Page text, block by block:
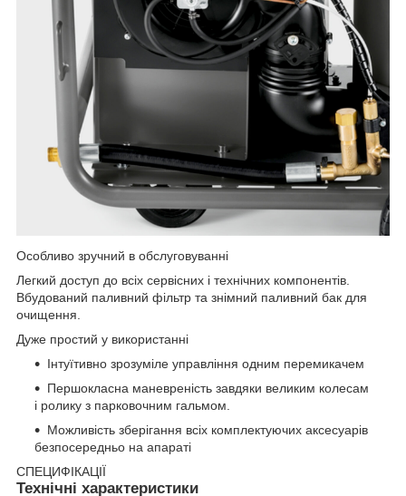
Особливо зручний в обслуговуванні
Легкий доступ до всіх сервісних і технічних компонентів.
Вбудований паливний фільтр та знімний паливний бак для
очищення.
Дуже простий у використанні
Інтуїтивно зрозуміле управління одним перемикачем
Першокласна маневреність завдяки великим колесам
і ролику з парковочним гальмом.
Можливість зберігання всіх комплектуючих аксесуарів
безпосередньо на апараті
СПЕЦИФІКАЦІЇ
Технічні характеристики